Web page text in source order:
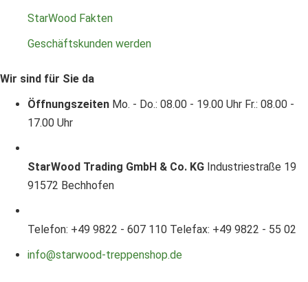
StarWood Fakten
Geschäftskunden werden
Wir sind für Sie da
Öffnungszeiten Mo. - Do.: 08.00 - 19.00 Uhr Fr.: 08.00 -
17.00 Uhr
StarWood Trading GmbH & Co. KG Industriestraße 19
91572 Bechhofen
Telefon: +49 9822 - 607 110 Telefax: +49 9822 - 55 02
info@starwood-treppenshop.de